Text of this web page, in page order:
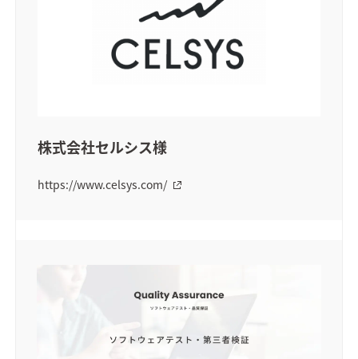
株式会社セルシス様
https://www.celsys.com/